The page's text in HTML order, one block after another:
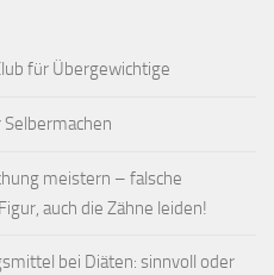
für Übergewichtige
Selbermachen
meistern – falsche
auch die Zähne leiden!
bei Diäten: sinnvoll oder